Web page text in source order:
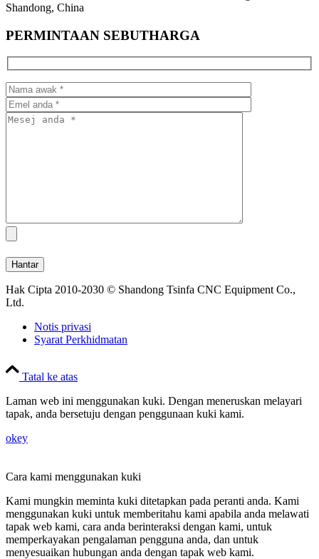
Shandong, China
PERMINTAAN SEBUTHARGA
Hak Cipta 2010-2030 © Shandong Tsinfa CNC Equipment Co.,
Ltd.
Notis privasi
Syarat Perkhidmatan
Tatal ke atas
Laman web ini menggunakan kuki. Dengan meneruskan melayari
tapak, anda bersetuju dengan penggunaan kuki kami.
okey
Cara kami menggunakan kuki
Kami mungkin meminta kuki ditetapkan pada peranti anda. Kami
menggunakan kuki untuk memberitahu kami apabila anda melawati
tapak web kami, cara anda berinteraksi dengan kami, untuk
memperkayakan pengalaman pengguna anda, dan untuk
menyesuaikan hubungan anda dengan tapak web kami.